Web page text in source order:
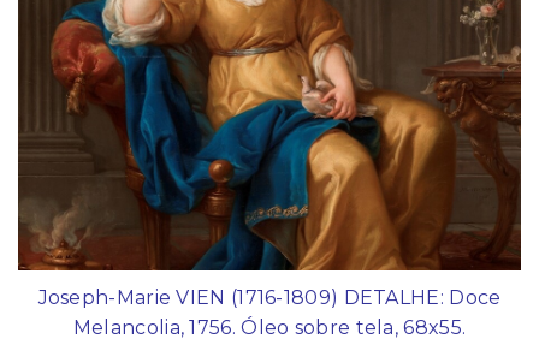
Joseph-Marie VIEN (1716-1809) DETALHE: Doce
Melancolia, 1756. Óleo sobre tela, 68x55.